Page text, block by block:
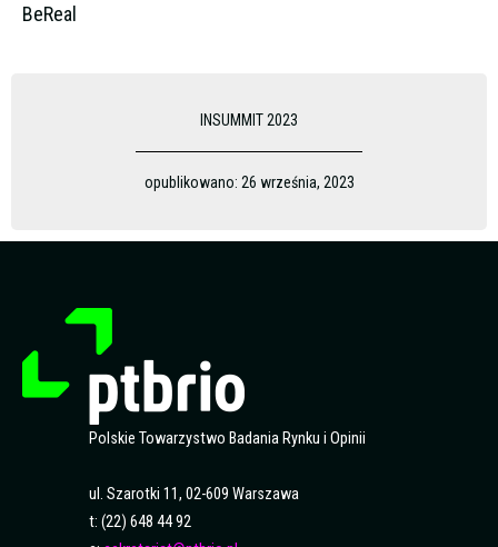
BeReal
INSUMMIT 2023
opublikowano: 26 września, 2023
Polskie Towarzystwo Badania Rynku i Opinii
ul. Szarotki 11, 02-609 Warszawa
t: (22) 648 44 92